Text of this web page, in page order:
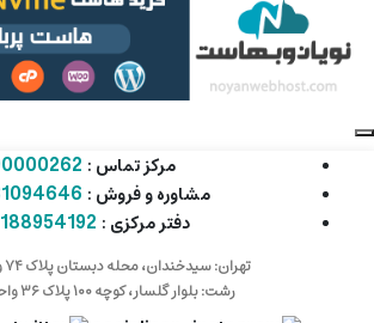
مرکز تماس :
مشاوره و فروش :
دفتر مرکزی :
تهران: سیدخندان، محله دبستان پلاک ۷۴ واحد ۴
رشت: بلوار گلسار، کوچه ۱۰۰ پلاک ۳۶ واحد ۲